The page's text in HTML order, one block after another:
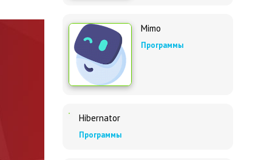
Mimo
Программы
Hibernator
Программы